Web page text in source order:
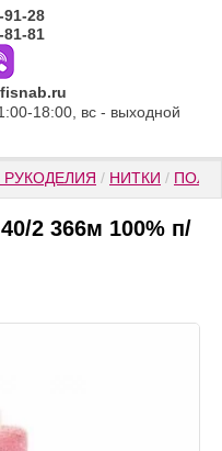
91-28
81-81
18:00, вс - выходной
/ НИТКИ /
2 366м 100% п/